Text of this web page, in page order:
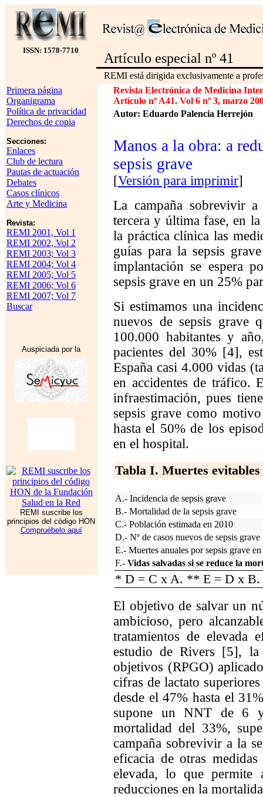
ISSN: 1578-7710
Artículo especial nº 41
REMI está dirigida exclusivamente a
Primera página
Organigrama
Política de privacidad
Derechos de copia
Secciones:
Enlaces
Club de lectura
Pautas de actuación
Debates
Casos clínicos
Arte y Medicina
Revista:
REMI 2001, Vol 1
REMI 2002, Vol 2
REMI 2003; Vol 3
REMI 2004; Vol 4
REMI 2005; Vol 5
REMI 2006; Vol 6
REMI 2007; Vol 7
Buscar
Auspiciada por la
REMI suscribe los
principios del código HON
Compruébelo aquí
Revista Electrónica de Medicina
Artículo nº A41. Vol 6 nº 3, marzo
Autor: Eduardo Palencia Herrejón
Manos a la obra: a
sepsis grave
[Versión para imprimir]
La campaña sobrevivir
tercera y última fase, en
la práctica clínica las
guías para la sepsis
implantación se espera
sepsis grave en un 25%
Si estimamos una
nuevos de sepsis grave
100.000 habitantes y
pacientes del 30% [4],
España casi 4.000 vidas
en accidentes de tráfico.
infraestimación, pues
sepsis grave como
hasta el 50% de los
en el hospital.
Tabla I. Muertes
A.- Incidencia de sepsis grave
B.- Mortalidad de la sepsis grave
C.- Población estimada en 2010
D.- Nº de casos nuevos de sepsis
E.- Muertes anuales por sepsis grave
F.- Vidas salvadas si se reduce la
* D = C x A. ** E = D x B.
El objetivo de salvar un
ambicioso, pero
tratamientos de elevada
estudio de Rivers [5], la
objetivos (RPGO)
cifras de lactato
desde el 47% hasta el
supone un NNT de 6
mortalidad del 33%,
campaña sobrevivir a la
eficacia de otras
elevada, lo que permite
reducciones en la